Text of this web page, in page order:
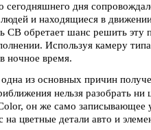
дня
и находящиеся в
СВ обретает шанс решить эту
Используя камеру
ночное время.
из основных причин
нельзя разобрать ни
он же само записывающее
цветные детали авто и